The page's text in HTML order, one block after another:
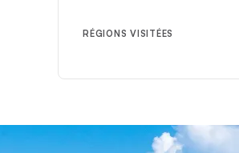
RÉGIONS VISITÉES